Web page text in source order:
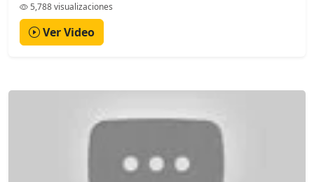
5,788 visualizaciones
Ver Video